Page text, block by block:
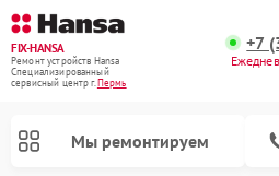
FIX-HANSA
Ремонт устройств Hansa
Специализированный
cервисный центр г.Пермь
+7
Мы ремонтируем